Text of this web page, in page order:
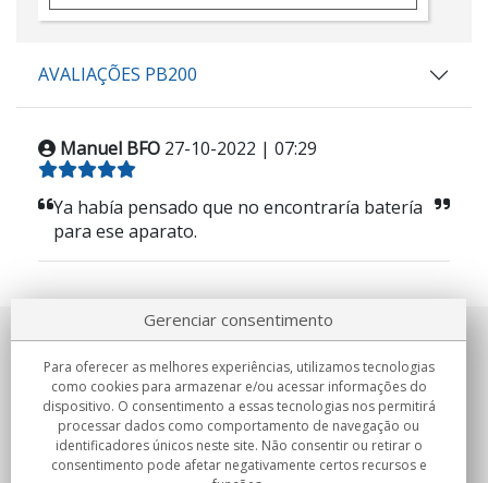
AVALIAÇÕES PB200
Manuel BFO 27-10-2022 | 07:29
Ya había pensado que no encontraría batería
para ese aparato.
Sobre nosotros
Compromissos
Compras
Gerenciar consentimento
Para oferecer as melhores experiências, utilizamos tecnologias
como cookies para armazenar e/ou acessar informações do
dispositivo. O consentimento a essas tecnologias nos permitirá
processar dados como comportamento de navegação ou
identificadores únicos neste site. Não consentir ou retirar o
consentimento pode afetar negativamente certos recursos e